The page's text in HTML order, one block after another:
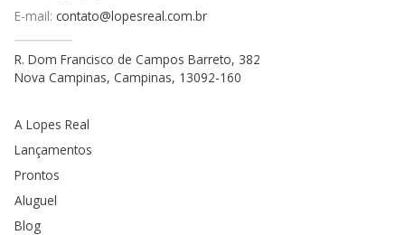
E-mail: contato@lopesreal.com.br
R. Dom Francisco de Campos Barreto, 382
Nova Campinas, Campinas, 13092-160
A Lopes Real
Lançamentos
Prontos
Aluguel
Blog